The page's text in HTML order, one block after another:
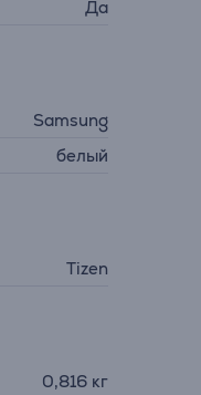
Да
Samsung
белый
Tizen
0,816 кг